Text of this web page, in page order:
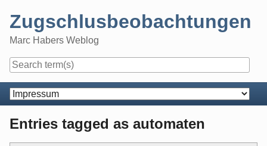
content
Zugschlusbeobachtungen
Marc Habers Weblog
Navigation
Entries tagged as automaten